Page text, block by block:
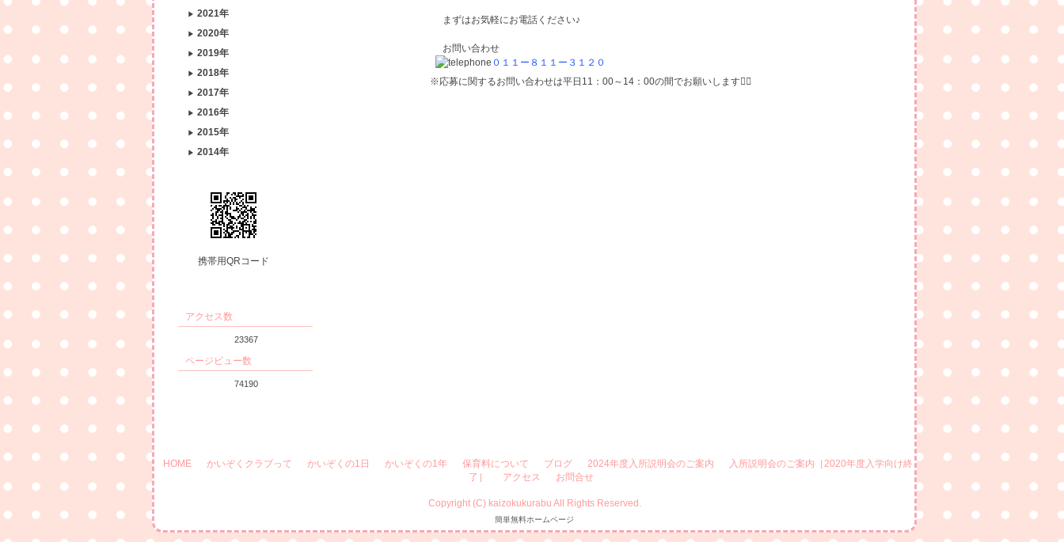
まずはお気軽にお電話ください♪
お問い合わせ
０１１ー８１１ー３１２０
※応募に関するお問い合わせは平日11：00～14：00の間でお願いします🙇‍♀️
2021年
2020年
2019年
2018年
2017年
2016年
2015年
2014年
携帯用QRコード
アクセス数
23367
ページビュー数
74190
HOME かいぞくクラブって かいぞくの1日 かいぞくの1年 保育料について ブログ 2024年度入所説明会のご案内
入所説明会のご案内［2020年度入学向け終
了］
アクセス お問合せ
Copyright (C) kaizokukurabu All Rights Reserved.
簡単無料ホームページ